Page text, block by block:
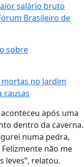
salário bruto
Brasileiro de
sobre
no Jardim
causas
após uma
dentro da caverna.
numa pedra,
não me
leves”, relatou.